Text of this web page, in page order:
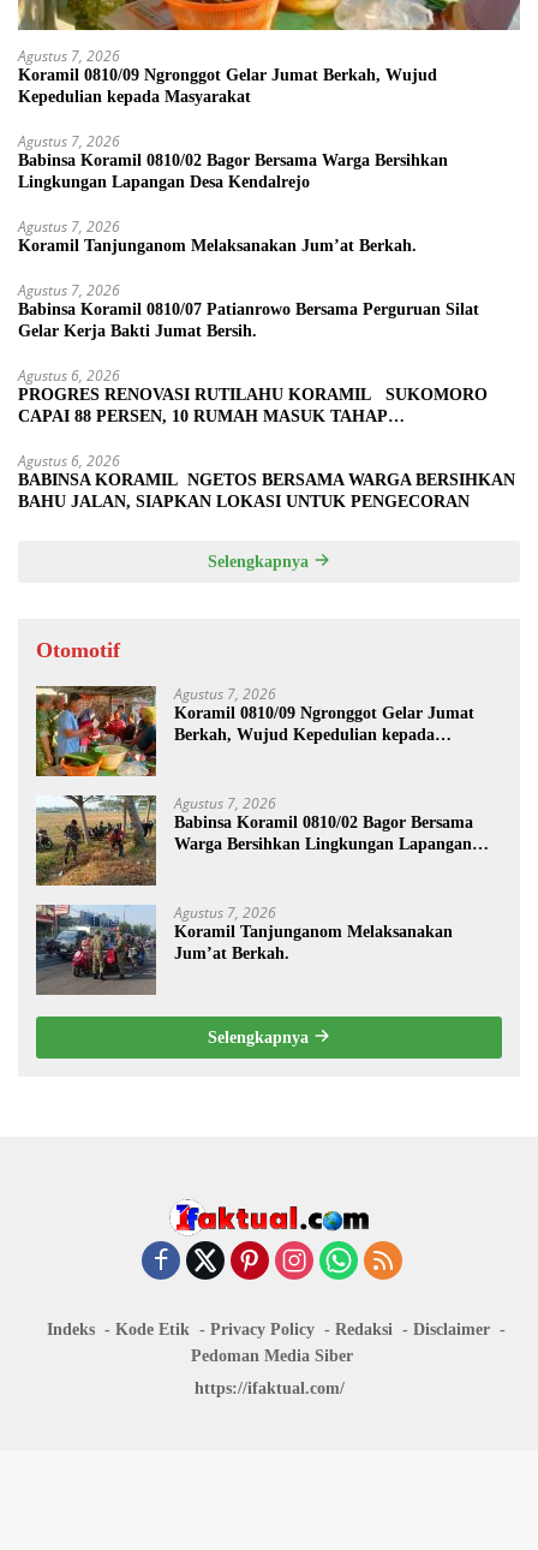
Agustus 7, 2026
Koramil 0810/09 Ngronggot Gelar Jumat Berkah, Wujud
Kepedulian kepada Masyarakat
Agustus 7, 2026
Babinsa Koramil 0810/02 Bagor Bersama Warga Bersihkan
Lingkungan Lapangan Desa Kendalrejo
Agustus 7, 2026
Koramil Tanjunganom Melaksanakan Jum’at Berkah.
Agustus 7, 2026
Babinsa Koramil 0810/07 Patianrowo Bersama Perguruan Silat
Gelar Kerja Bakti Jumat Bersih.
Agustus 6, 2026
PROGRES RENOVASI RUTILAHU KORAMIL SUKOMORO
CAPAI 88 PERSEN, 10 RUMAH MASUK TAHAP
Agustus 6, 2026
BABINSA KORAMIL NGETOS BERSAMA WARGA BERSIHKAN
BAHU JALAN, SIAPKAN LOKASI UNTUK PENGECORAN
Selengkapnya
Otomotif
Agustus 7, 2026
Koramil 0810/09 Ngronggot Gelar Jumat
Berkah, Wujud Kepedulian kepada
Agustus 7, 2026
Babinsa Koramil 0810/02 Bagor Bersama
Warga Bersihkan Lingkungan Lapangan
Agustus 7, 2026
Koramil Tanjunganom Melaksanakan
Jum’at Berkah.
Selengkapnya
Indeks Kode Etik Privacy Policy Redaksi
Disclaimer
Pedoman Media Siber
https://ifaktual.com/